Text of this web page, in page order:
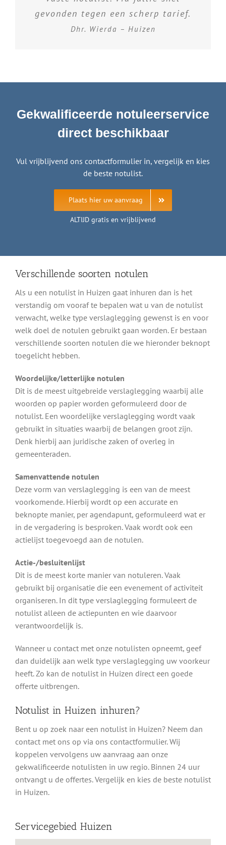
gevonden tegen een scherp tarief.
Dhr. Wierda – Huizen
Gekwalificeerde notuleerservice
direct beschikbaar
Vul vrijblijvend ons contactformulier in, vergelijk en kies
de beste notulist.
Plaats hier uw aanvraag
ALTIJD gratis en vrijblijvend
Verschillende soorten notulen
Als u een notulist in Huizen gaat inhuren dan is het
verstandig om vooraf te bepalen wat u van de notulist
verwacht, welke type verslaglegging gewenst is en voor
welk doel de notulen gebruikt gaan worden. Er bestaan
verschillende soorten notulen die we hieronder beknopt
toegelicht hebben.
Woordelijke/letterlijke notulen
Dit is de meest uitgebreide verslaglegging waarbij alle
woorden op papier worden geformuleerd door de
notulist. Een woordelijke verslaglegging wordt vaak
gebruikt in situaties waarbij de belangen groot zijn.
Denk hierbij aan juridische zaken of overleg in
gemeenteraden.
Samenvattende notulen
Deze vorm van verslaglegging is een van de meest
voorkomende. Hierbij wordt op een accurate en
beknopte manier, per agendapunt, geformuleerd wat er
in de vergadering is besproken. Vaak wordt ook een
actielijst toegevoegd aan de notulen.
Actie-/besluitenlijst
Dit is de meest korte manier van notuleren. Vaak
gebruikt bij organisatie die een evenement of activiteit
organiseren. In dit type verslaglegging formuleert de
notulist alleen de actiepunten en wie daarvoor
verantwoordelijk is.
Wanneer u contact met onze notulisten opneemt, geef
dan duidelijk aan welk type verslaglegging uw voorkeur
heeft. Zo kan de notulist in Huizen direct een goede
offerte uitbrengen.
Notulist in Huizen inhuren?
Bent u op zoek naar een notulist in Huizen? Neem dan
contact met ons op via ons contactformulier. Wij
koppelen vervolgens uw aanvraag aan onze
gekwalificeerde notulisten in uw regio. Binnen 24 uur
ontvangt u de offertes. Vergelijk en kies de beste notulist
in Huizen.
Servicegebied Huizen